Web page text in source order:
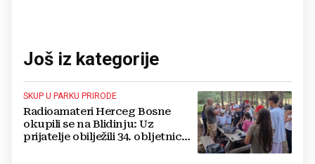
Još iz kategorije
SKUP U PARKU PRIRODE
Radioamateri Herceg Bosne
okupili se na Blidinju: Uz
prijatelje obilježili 34. obljetnicu